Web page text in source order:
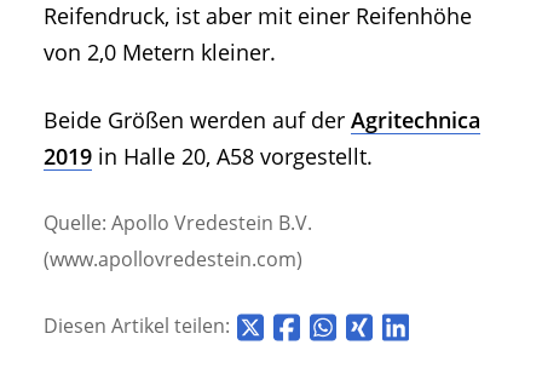
Reifendruck, ist aber mit einer Reifenhöhe
von 2,0 Metern kleiner.
Beide Größen werden auf der Agritechnica
2019 in Halle 20, A58 vorgestellt.
Quelle: Apollo Vredestein B.V.
(www.apollovredestein.com)
Diesen Artikel teilen: